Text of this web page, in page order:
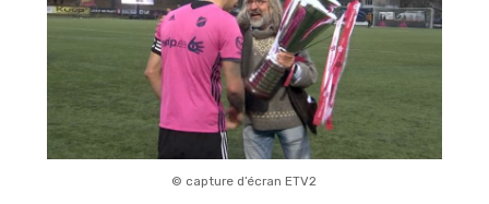
© capture d’écran ETV2